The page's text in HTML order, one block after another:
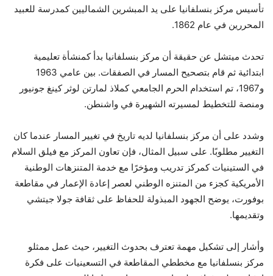
تأسيس مركز بنسلفانيا على يد المبشرين الشماليين كمدرسة للعبيد
المحررين في عام 1862.
تحدث ميتشل عن حقيقة أن مركز بنسلفانيا بدأ كمنشأة تعليمية
ابتدائية ثم قام بتصحيح المسار في الصفقات. بين عامي 1963
و1967، تم استخدام الحرم الجامعي كملاذ لمارتن لوثر كينغ جونيور
ومنصة للتخطيط لمسيرته الشهيرة في واشنطن.
وشدد على أن مركز بنسلفانيا لديه تاريخ في تغيير المسار عندما كان
التغيير مطلوبًا. على سبيل المثال، فإن تعاون المركز مع فيلق السلام
في الستينيات كمركز تدريب ومؤخرًا مع خدمة المتنزهات الوطنية
الأمريكية كجزء من المتنزه الوطني لعصر إعادة الإعمار في مقاطعة
بوفورت، يوضح الجهود المبذولة للحفاظ على ثقافة جولا جيتشي
وتقديمها.
وأشار إلى تشكيل مهمة تعترف بحدوث التغيير، حيث عمل ممثلو
مركز بنسلفانيا مع مخططي المقاطعة في التسعينيات على فكرة